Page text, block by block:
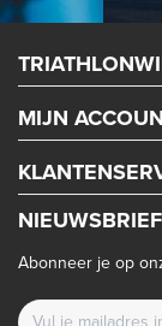
MIJN
NIEUWSBRIEF
Abonneer je op